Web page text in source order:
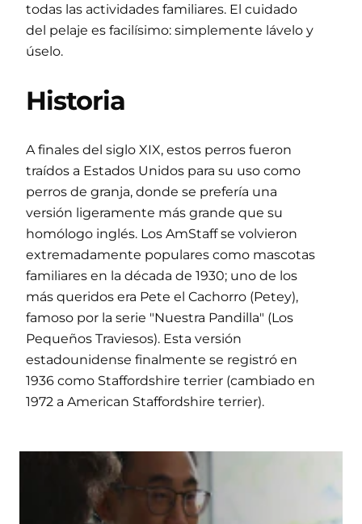
todas las actividades familiares. El cuidado
del pelaje es facilísimo: simplemente lávelo y
úselo.
Historia
A finales del siglo XIX, estos perros fueron
traídos a Estados Unidos para su uso como
perros de granja, donde se prefería una
versión ligeramente más grande que su
homólogo inglés. Los AmStaff se volvieron
extremadamente populares como mascotas
familiares en la década de 1930; uno de los
más queridos era Pete el Cachorro (Petey),
famoso por la serie "Nuestra Pandilla" (Los
Pequeños Traviesos). Esta versión
estadounidense finalmente se registró en
1936 como Staffordshire terrier (cambiado en
1972 a American Staffordshire terrier).